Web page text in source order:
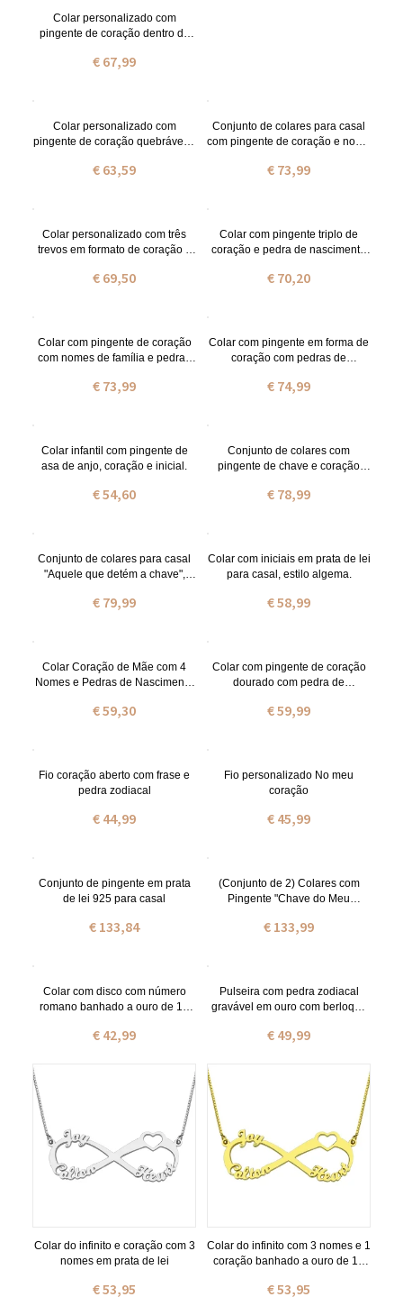
Colar personalizado com
pingente de coração dentro de
nascimento em prata, presente
€ 67,99
Colar personalizado com
pingente de coração quebrável e
€ 63,59
Conjunto de colares para casal
com pingente de coração e nome
€ 73,99
Colar personalizado com três
trevos em formato de coração e
€ 69,50
Colar com pingente triplo de
coração e pedra de nascimento
€ 70,20
Colar com pingente de coração
com nomes de família e pedras
€ 73,99
Colar com pingente em forma de
coração com pedras de
em ouro para mãe.
€ 74,99
Colar infantil com pingente de
asa de anjo, coração e inicial.
€ 54,60
Conjunto de colares com
pingente de chave e coração
€ 78,99
Conjunto de colares para casal
"Aquele que detém a chave",
€ 79,99
Colar com iniciais em prata de lei
para casal, estilo algema.
€ 58,99
Colar Coração de Mãe com 4
Nomes e Pedras de Nascimento
€ 59,30
Colar com pingente de coração
dourado com pedra de
para a mãe.
€ 59,99
Fio coração aberto com frase e
pedra zodiacal
€ 44,99
Fio personalizado No meu
coração
€ 45,99
Conjunto de pingente em prata
de lei 925 para casal
€ 133,84
(Conjunto de 2) Colares com
Pingente "Chave do Meu
Nome e Pedra de Nascimento
€ 133,99
Colar com disco com número
romano banhado a ouro de 18
€ 42,99
Pulseira com pedra zodiacal
gravável em ouro com berloque
€ 49,99
Colar do infinito e coração com 3
nomes em prata de lei
€ 53,95
Colar do infinito com 3 nomes e 1
coração banhado a ouro de 18
€ 53,95